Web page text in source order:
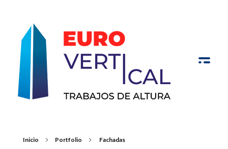
Inicio Portfolio Fachadas